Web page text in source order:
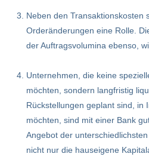
Neben den Transaktionskosten
Orderänderungen eine Rolle.
der Auftragsvolumina ebenso,
Unternehmen, die keine
möchten, sondern langfristig
Rückstellungen geplant sind, in
möchten, sind mit einer Bank
Angebot der
nicht nur die hauseigene